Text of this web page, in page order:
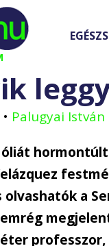
• Palugyai István
olvashatók a